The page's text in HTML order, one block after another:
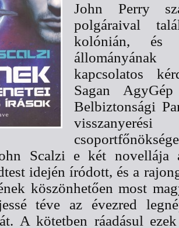
John ​Perry
polgáraival
kolónián, és
kapcsolatos
Sagan
Belbiztonsági
Scalzi e két novellája
idején íródott, és a
köszönhetően most
téve az évezred
A kötetben ráadásul